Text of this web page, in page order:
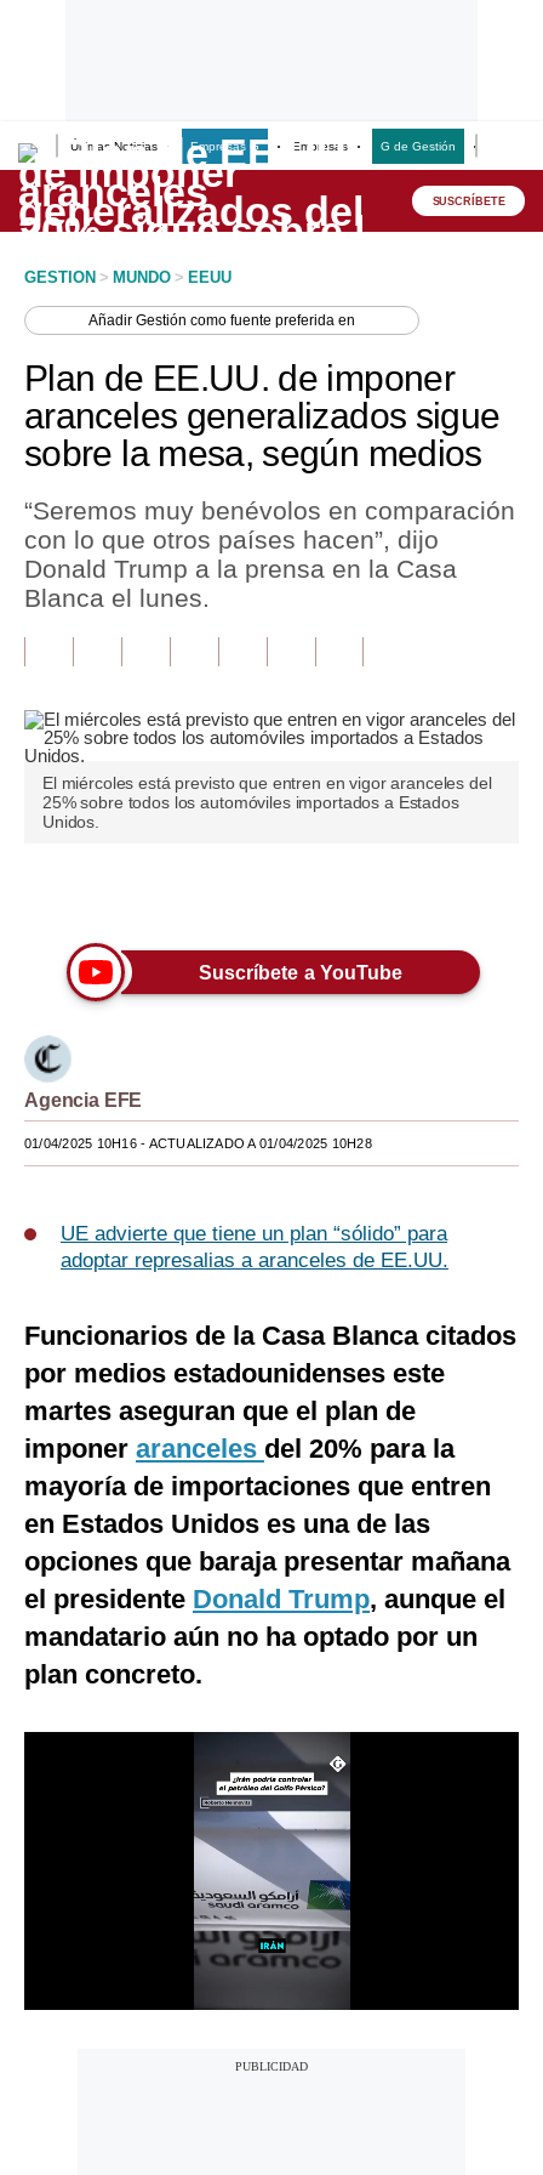
Últimas Noticias Empresas G Empresas G de Gestión
Lo último
Peru Quiosco
Economía
Mercados
Política
Tu Dinero
Finanzas Personales
Plus G
Opinión
Editorial
Tendencias
Viajes
Moda
Estilos
EEUU
España
Internacional
Tecnología
Club del Suscriptor
Mix
G de Gestión
SUSCRÍBETE
GESTION > MUNDO > EEUU
AñadirGestión como fuente preferida en
Plan de EE.UU. de imponer
aranceles generalizados sigue
sobre la mesa, según medios
“Seremos muy benévolos en comparación
con lo que otros países hacen”, dijo
Donald Trump a la prensa en la Casa
Blanca el lunes.
El miércoles está previsto que entren en vigor aranceles del
25% sobre todos los automóviles importados a Estados
Unidos.
Suscríbete a YouTube
Agencia EFE
01/04/2025 10H16- ACTUALIZADO A 01/04/2025 10H28
UE advierte que tiene un plan “sólido” para
adoptar represalias a aranceles de EE.UU.
Funcionarios de la Casa Blanca citados
por medios estadounidenses este
martes aseguran que el plan de
imponer aranceles del 20% para la
mayoría de importaciones que entren
en Estados Unidos es una de las
opciones que baraja presentar mañana
el presidente Donald Trump, aunque el
mandatario aún no ha optado por un
plan concreto.